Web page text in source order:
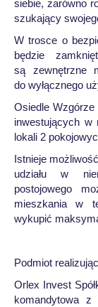
siebie, zarówno
szukający
W trosce o
będzie
są zewnętrzne
do wyłącznego
Osiedle Wzgórze
inwestujących w
lokali 2
Istnieje
udziału w
postojowego
mieszkania w
wykupić
Podmiot
Orlex Invest
komandytowa